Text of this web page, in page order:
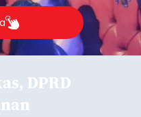
DPRD